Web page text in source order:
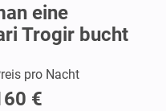
eine
Trogir bucht
pro Nacht
€